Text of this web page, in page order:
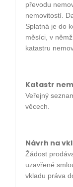
převodu
nemovitostí.
Splatná je do
měsíci, v
katastru
Katastr
Veřejný
věcech.
Návrh na
Žádost
uzavřené
vkladu práva